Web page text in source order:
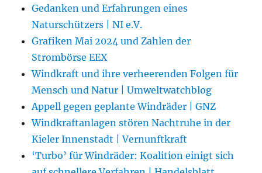
Gedanken und Erfahrungen eines
Naturschützers | NI e.V.
Grafiken Mai 2024 und Zahlen der
Strombörse EEX
Windkraft und ihre verheerenden Folgen für
Mensch und Natur | Umweltwatchblog
Appell gegen geplante Windräder | GNZ
Windkraftanlagen stören Nachtruhe in der
Kieler Innenstadt | Vernunftkraft
‘Turbo’ für Windräder: Koalition einigt sich